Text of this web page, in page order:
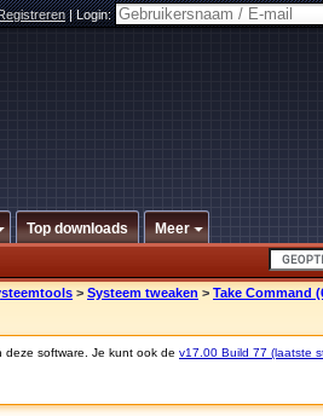
|Login:
Top downloads Meer
> Systeem tweaken > Take Command
deze software. Je kunt ook de v17.00 Build 77 (laatste